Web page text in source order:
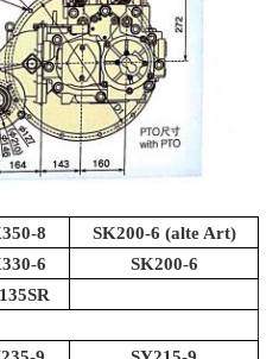
8
SK200-6 (alte Art)
6
SK200-6